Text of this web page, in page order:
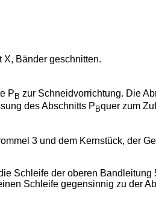
X, Bänder geschnitten.
P B zur Schneidvorrichtung. Die
des Abschnitts P Bquer zum
3 und dem Kernstück, der
Schleife der oberen Bandleitung
Schleife gegensinnig zu der